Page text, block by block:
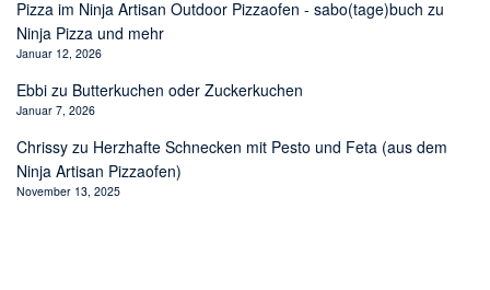
Pizza im Ninja Artisan Outdoor Pizzaofen - sabo(tage)buch zu
Ninja Pizza und mehr
Januar 12, 2026
Ebbi zu Butterkuchen oder Zuckerkuchen
Januar 7, 2026
Chrissy zu Herzhafte Schnecken mit Pesto und Feta (aus dem
Ninja Artisan Pizzaofen)
November 13, 2025